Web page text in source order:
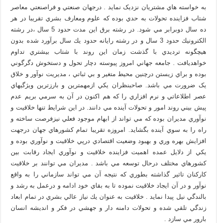
به خواسته هاي مشتريان نزديک نمايد . درجهان صنعتي و فراصنعتي معاصر
شتاب فزاينده تحولات به حدي بوده كه علوم ومعارف بشري تقريبا در هر
ده سال دوبرابر مي شود. در رشته برق اين مدت حدود 5 سال ،در رشته
الكترونيك حدود 3 سال و در رشته رايانه حدود يك سال برآورد شده بدون
هيچگونه ترديدي با گذشت زمان اين روند با شتاب بيشتري تداوم
خواهديافت . جامعه جهاني امروز پيوسته دچار تحول و دستخوش دگرگوني
بوده و براي زيستن درچنين محيط متغير و بي ثباتي ، مديريت نوآور و خلاق
يک ضرورت مي باشد. صاحبنظران يكي ازمهمترين و بارزترين ويژگيهاي
عصر اطلاعاتي و نرم افزاري را كه هم اكنون در آن به سرمي بريم عدم
پيش بيني روند امور و تحولات آينده مي دانند. در اين شرايط تنها خلاقيت و
نوآوري مديران بوده كه مي تواند از ابهام موجود فعلي نيزفرصت ساخته و
راه را به سوي آينده بگشايد. امروزه تقريبا تمام كشورهاي جهان درجهت
افزايش بهره وري و بهبود وضعيت اقتصادي درپي خلاقيت و نوآوري بوده و
يكي از دلايل عمده اهميت فزاينده خلاقيت و نوآوري ايجاد رقابت بين
كشورهاي مختلف درحال توسعه مي باشد . مديران مي توانند بر خلاقيت
كاركنان تاثير گذاشته بطوري كه نتيجه آن مي تواند سازماني را به واقع
نوآور و در آن ايجاد خلاقيت نموده تا به بقاي خود ادامه و درعمل به رشد و
بالندگي نيل پيدا نمايد . خلاقيت به عنوان يك نياز عالي بشري در تمام ابعاد
زندگي تلقي شده و تحولات دامنه دار و جهشي در فكر و انديشه انسان
بارور مي سازد .